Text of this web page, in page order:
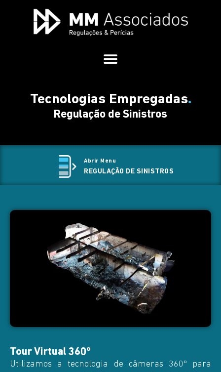
Tecnologias Empregadas.
Regulação de Sinistros
Abrir Menu
REGULAÇÃO DE SINISTROS
Tour Virtual 360º
Utilizamos a tecnologia de câmeras 360º para